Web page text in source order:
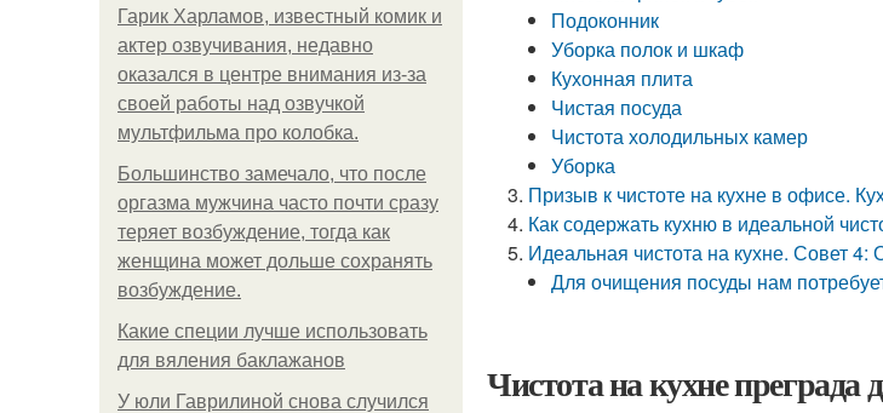
Гарик Харламов, известный комик и
актер озвучивания, недавно
оказался в центре внимания из-за
своей работы над озвучкой
мультфильма про колобка.
Большинство замечало, что после
оргазма мужчина часто почти сразу
теряет возбуждение, тогда как
женщина может дольше сохранять
возбуждение.
Какие специи лучше использовать
для вяления баклажанов
У юли Гаврилиной снова случился
Подоконник
Уборка полок и шкаф
Кухонная плита
Чистая посуда
Чистота холодильных камер
Уборка
Призыв к чистоте на кухне в офисе.
Как содержать кухню в идеальной
Идеальная чистота на кухне. Совет
Для очищения посуды нам
Чистота на кухне преграда